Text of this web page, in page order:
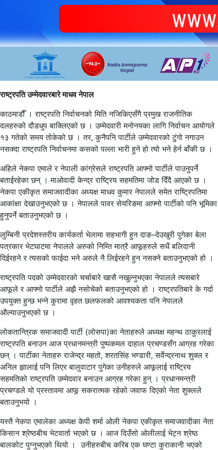
राष्ट्रपति उम्मेदवारबारे माधव नेपाल
काठमाडौँ । राष्ट्रपति निर्वाचनको मिति नजिकिएसँगै प्रमुख राजनीतिक
दलहरुको दौडधुप बाक्लिएको छ । उम्मेदवारी मनोनयका लागि निर्वाचन आयोगले
१३ गतेको समय तोकेको छ । तर, कुनैपनि पार्टीले उम्मेदवारको टुंगो नगाउन
नसक्दा राष्ट्रपति निर्वाचनमा कसको पल्ला भारी हुने हो त्यो भने हेर्न बाँकी छ ।
अहिले नेकपा एमाले र नेपाली कांग्रेसले राष्ट्रपति आफ्नो पार्टीले पाउनुपर्ने
बताईरहेका छन् । माओवादी केन्द्र राष्ट्रिय सहमतिमा जोड दिँदै आएको छ ।
नेकपा एकीकृत समाजवादीका अध्यक्ष माधव कुमार नेपालले समेत राष्ट्रिपतिमा
आकांक्षा देखाउनुभएको छ । नेपालले पावर सेयरिङमा आफ्नो पार्टीको पनि भूमिका
हुनुपर्ने बताउनुभएको छ ।
लुम्बिनी प्रदेशस्तरीय कार्यकर्ता भेलामा सहभागी हुन दाङ–देउखुरी पुगेका बेला
पत्रकार भेटघाटमा नेपालले अरुको निम्ति मात्रै आफूहरुले सधैं बलिदानी
दिईरहने र त्यसको फाईदा भने अरुले नै लिईरहने हुन नसक्ने बताउनुभएको हो ।
राष्ट्रपति पदको उम्मेदवारको चर्चाबारे खासै नखुल्नुभएका नेपालले त्यसबारे
आफूले र आफ्नो पार्टीले अझै नसोचेको बताउनुभएको हो । राष्ट्रपतिबारे के गर्दा
उपयुक्त हुन्छ भन्ने कुरामा वृहत छलफलको आवश्यकता पनि नेपालले
औल्याउनुभएको छ ।
लोकतान्त्रिक समाजवादी पार्टी (लोसपा)का नेताहरुले अध्यक्ष महन्थ ठाकुरलाई
राष्ट्रपति बनाउन आज प्रधानमन्त्री पुष्पकमल दाहाल प्रचण्डसँग आग्रह गरेका
छन् । पार्टीका नेताहरु राजेन्द्र महतो, शरतसिंह भण्डारी, सर्वेन्द्रनाथ शुक्ल र
अनिल झालाई पनि लिएर बालुवाटार पुगेका उनीहरुले आफूलाई राष्ट्रिय
सहमतिको राष्ट्रपति उम्मेदवार बनाउन आग्रह गरेका हुन् । प्रधानमन्त्री
प्रचण्डले यो प्रस्तावमा आफू सकरात्मक रहेको जवाफ दिएको नेता शुक्लले
बताउनुभयो ।
यस्तै नेकपा एमालेका अध्यक्ष केपी शर्मा ओली नेकपा एकीकृत समाजवादीका नेता
किसान श्रेष्ठबीच भेटवार्ता भएको छ । आज दिउँसो ओलीलाई भेट्न श्रेष्ठ
बालकोट पुग्नुभएको थियो । उनीहरुबीच करिब एक घण्टा कुराकानी भएको